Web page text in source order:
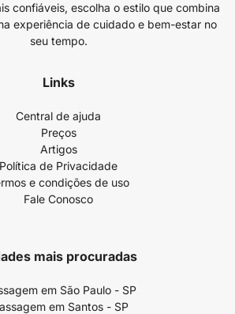
confiáveis, escolha o estilo que combina
experiência de cuidado e bem-estar no
seu tempo.
Links
Central de ajuda
Preços
Artigos
Política de Privacidade
e condições de uso
Fale Conosco
mais procuradas
em São Paulo - SP
em Santos - SP